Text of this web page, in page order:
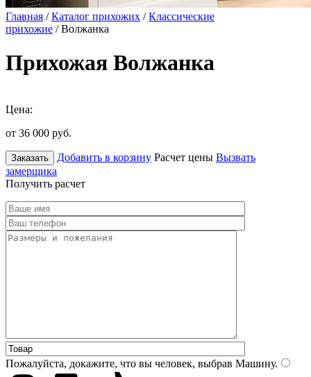
Главная /Каталог прихожих /Классические
прихожие / Волжанка
Прихожая Волжанка
Цена:
от 36 000 руб.
Заказать Добавить в корзину Расчет цены Вызвать
замерщика
Получить расчет
Пожалуйста, докажите, что вы человек, выбрав Машину.